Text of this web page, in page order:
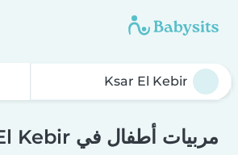
مربيات أطفال في Ksar El Kebir